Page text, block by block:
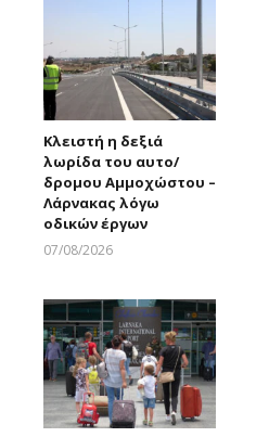
Κλειστή η δεξιά
λωρίδα του αυτο/
δρομου Αμμοχώστου –
Λάρνακας λόγω
οδικών έργων
07/08/2026